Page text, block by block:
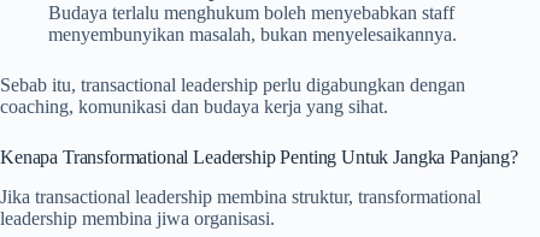
Budaya terlalu menghukum boleh menyebabkan staff
menyembunyikan masalah, bukan menyelesaikannya.
Sebab itu, transactional leadership perlu digabungkan dengan
coaching, komunikasi dan budaya kerja yang sihat.
Kenapa Transformational Leadership Penting Untuk Jangka Panjang?
Jika transactional leadership membina struktur, transformational
leadership membina jiwa organisasi.